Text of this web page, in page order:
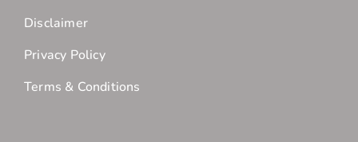
Disclaimer
Privacy Policy
Terms & Conditions